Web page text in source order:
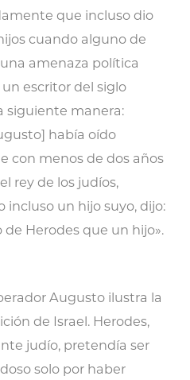
que incluso dio
cuando alguno de
amenaza política
escritor del siglo
siguiente manera:
había oído
con menos de dos años
rey de los judíos,
incluso un hijo suyo, dijo:
de Herodes que un hijo».
Augusto ilustra la
de Israel. Herodes,
judío, pretendía ser
solo por haber